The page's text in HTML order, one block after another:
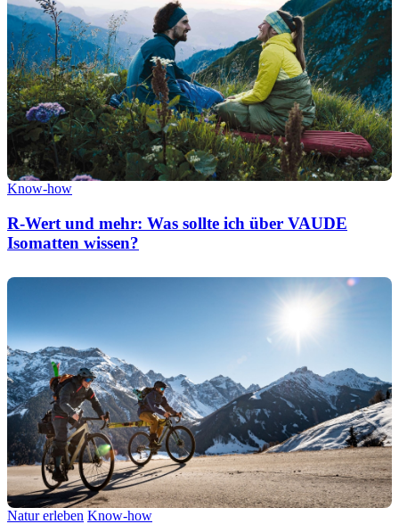
Know-how
R-Wert und mehr: Was sollte ich über VAUDE
Isomatten wissen?
Natur erleben Know-how